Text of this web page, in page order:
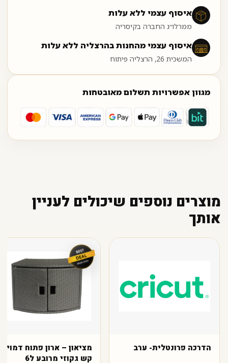
איסוף עצמי ללא עלות
ממרלו״ג החברה בקיסריה
איסוף עצמי מהחנות בהרצליה ללא עלות
המשכית 26, הרצליה פיתוח
מגוון אפשרויות תשלום מאובטחות
מוצרים נוספים שיכולים לעניין
אותך
הדרכה פרונטלית- ערב
מציאון – ארון פתוח דמוי
קש גקוזי מרובע ל6